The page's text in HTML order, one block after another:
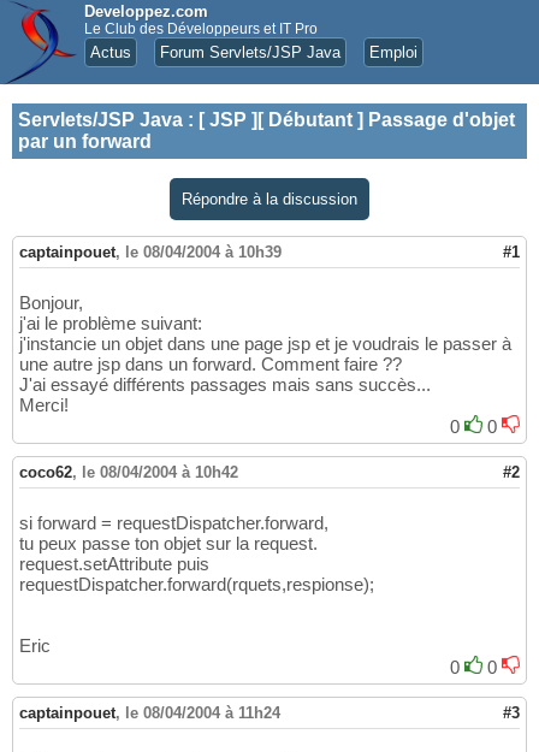
Developpez.com
Le Club des Développeurs et IT Pro
Actus Forum Servlets/JSP Java Emploi
Servlets/JSP Java : [ JSP ][ Débutant ] Passage d'objet
par un forward
Répondre à la discussion
captainpouet, le 08/04/2004 à 10h39 #1
Bonjour,
j'ai le problème suivant:
j'instancie un objet dans une page jsp et je voudrais le passer à
une autre jsp dans un forward. Comment faire ??
J'ai essayé différents passages mais sans succès...
Merci!
0
0
coco62, le 08/04/2004 à 10h42 #2
si forward = requestDispatcher.forward,
tu peux passe ton objet sur la request.
request.setAttribute puis
requestDispatcher.forward(rquets,respionse);
Eric
0
0
captainpouet, le 08/04/2004 à 11h24 #3